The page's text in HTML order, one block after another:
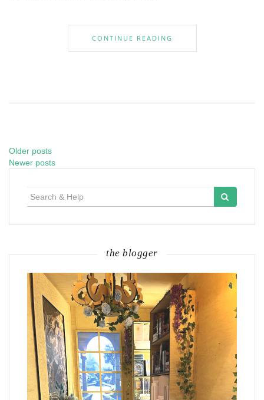
CONTINUE READING
Posts
Older posts
Newer posts
for:
the blogger